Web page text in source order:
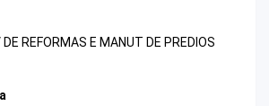
REFORMAS E MANUT DE PREDIOS